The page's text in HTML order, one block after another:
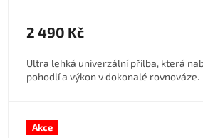
2 490 Kč
Ultra lehká univerzální přilba, která
pohodlí a výkon v dokonalé rovnováze.
Akce